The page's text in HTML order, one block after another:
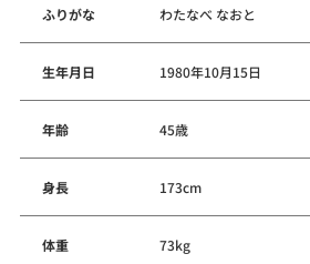
ふりがな わたなべ なおと
生年月日 1980年10月15日
年齢 45歳
身長 173cm
体重 73kg